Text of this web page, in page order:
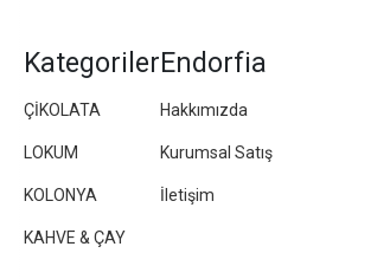
Kategoriler
ÇİKOLATA
LOKUM
KOLONYA
KAHVE & ÇAY
Endorfia
Hakkımızda
Kurumsal Satış
İletişim